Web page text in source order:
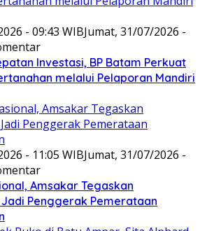
- 09:43 WIBJumat, 31/07/2026 -
Investasi, BP Batam Perkuat
melalui Pelaporan Mandiri
- 11:05 WIBJumat, 31/07/2026 -
Amsakar Tegaskan
Penggerak Pemerataan